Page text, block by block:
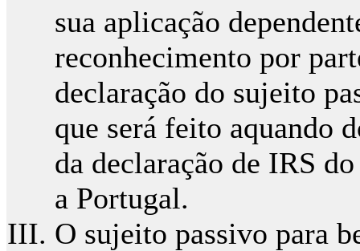
sua aplicação
reconhecimento por
declaração do sujeito
que será feito aquando
da declaração de IRS
a Portugal.
O sujeito passivo para